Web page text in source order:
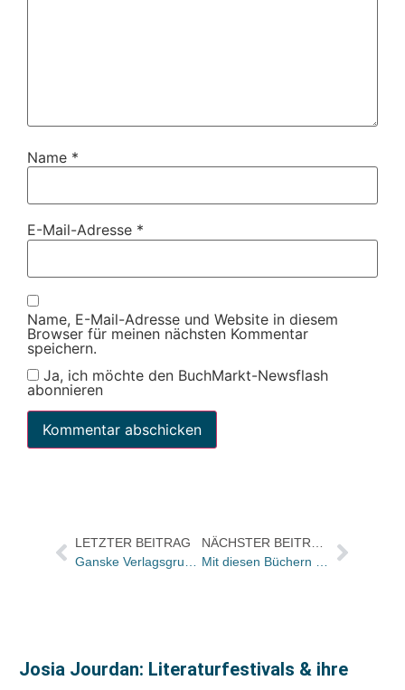
Name *
E-Mail-Adresse *
Name, E-Mail-Adresse und Website in diesem
Browser für meinen nächsten Kommentar
speichern.
Ja, ich möchte den BuchMarkt-Newsflash
abonnieren
LETZTER BEITRAG
Josia Jourdan: Literaturfestivals & ihre